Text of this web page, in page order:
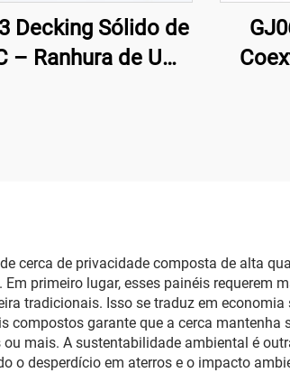
Decking Sólido de
– Ranhura de Um
cerca de privacidade composta de alta
Em primeiro lugar, esses painéis requerem
tradicionais. Isso se traduz em
compostos garante que a cerca
ou mais. A sustentabilidade ambiental é
o desperdício em aterros e o impacto